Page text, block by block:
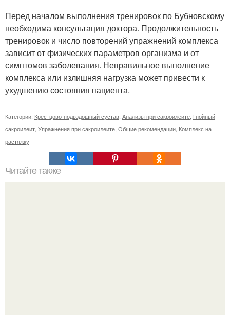
Перед началом выполнения тренировок по Бубновскому
необходима консультация доктора. Продолжительность
тренировок и число повторений упражнений комплекса
зависит от физических параметров организма и от
симптомов заболевания. Неправильное выполнение
комплекса или излишняя нагрузка может привести к
ухудшению состояния пациента.
Категории: Крестцово-подвздошный сустав, Анализы при сакроилеите, Гнойный
сакроилеит, Упражнения при сакроилеите, Общие рекомендации, Комплекс на
растяжку
Читайте также